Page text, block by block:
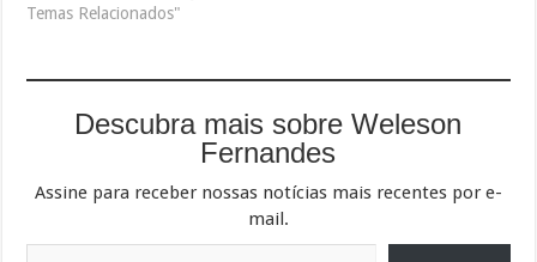
Temas Relacionados"
Descubra mais sobre Weleson
Fernandes
Assine para receber nossas notícias mais recentes por e-
mail.
Digite seu e-mail…